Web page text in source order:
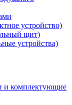
устройство)
щит)
устройства)
и комплектующие